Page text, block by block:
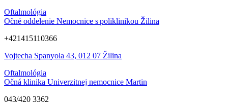
Oftalmológia
Očné oddelenie Nemocnice s poliklinikou Žilina
+421415110366
Vojtecha Spanyola 43, 012 07 Žilina
Oftalmológia
Očná klinika Univerzitnej nemocnice Martin
043/420 3362